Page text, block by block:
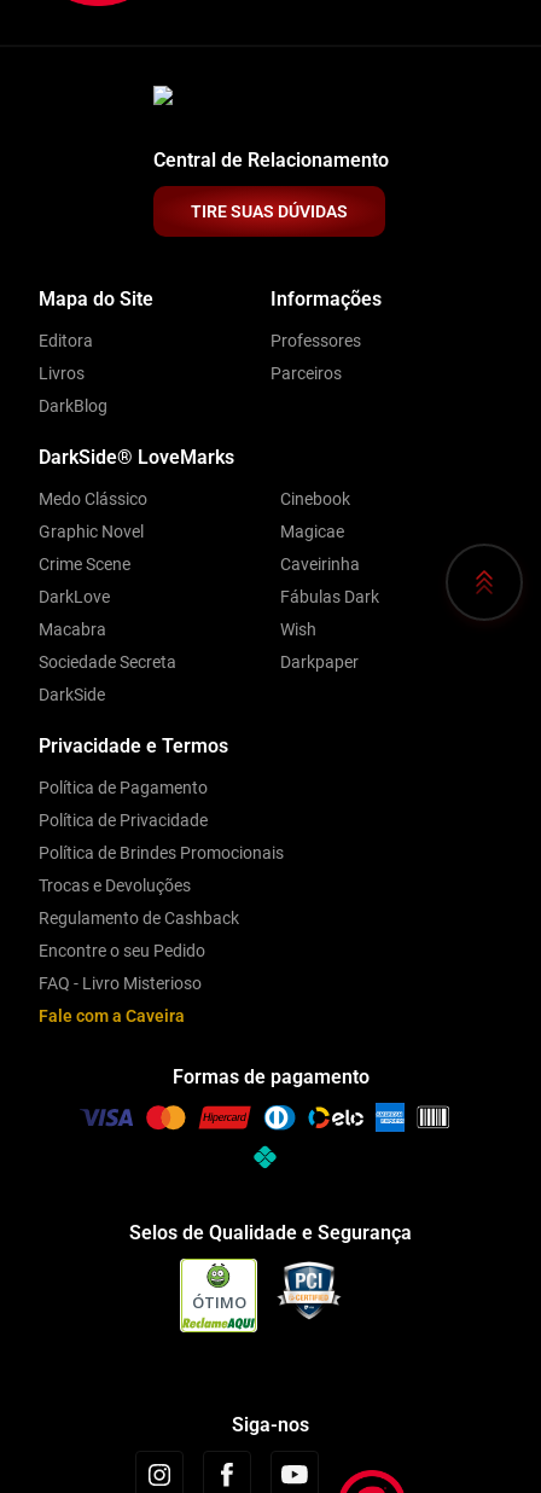
Central de Relacionamento
TIRE SUAS DÚVIDAS
Privacidade e Termos
Política de Pagamento
Política de Privacidade
Política de Brindes Promocionais
Trocas e Devoluções
Regulamento de Cashback
Encontre o seu Pedido
FAQ - Livro Misterioso
Fale com a Caveira
Mapa do Site
Editora
Livros
DarkBlog
Informações
Professores
Parceiros
DarkSide® LoveMarks
Medo Clássico
Graphic Novel
Crime Scene
DarkLove
Macabra
Sociedade Secreta
DarkSide
Cinebook
Magicae
Caveirinha
Fábulas Dark
Wish
Darkpaper
Formas de pagamento
Selos de Qualidade e Segurança
ÓTIMO
Siga-nos